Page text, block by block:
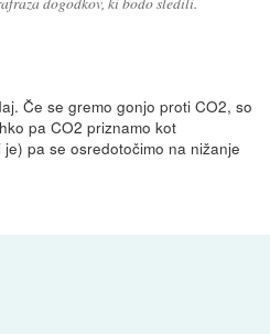
Če se gremo gonjo proti CO2, so
pa CO2 priznamo kot
pa se osredotočimo na nižanje